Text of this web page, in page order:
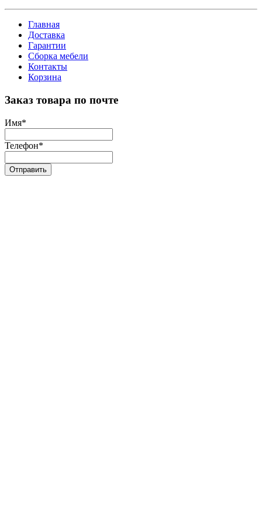
Главная
Доставка
Гарантии
Сборка мебели
Контакты
Корзина
Заказ товара по почте
Имя*
Телефон*
Отправить